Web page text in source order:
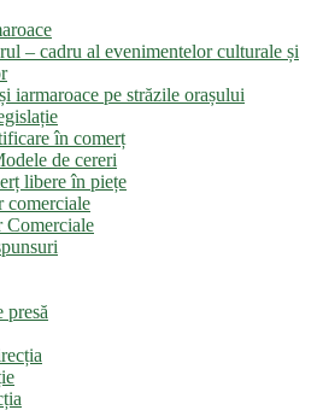
– cadru al evenimentelor culturale și
iarmaroace pe străzile orașului
în comerț
de cereri
libere în piețe
comerciale
Comerciale
presă